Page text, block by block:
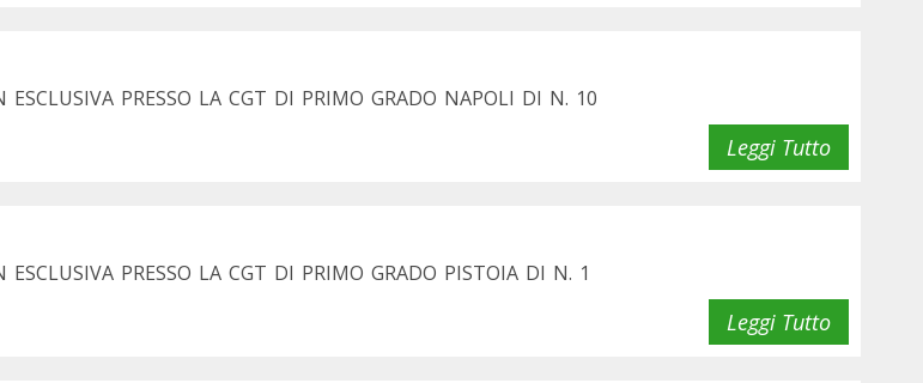
PRESSO LA CGT DI PRIMO GRADO NAPOLI DI N. 10
Leggi Tutto
PRESSO LA CGT DI PRIMO GRADO PISTOIA DI N. 1
Leggi Tutto